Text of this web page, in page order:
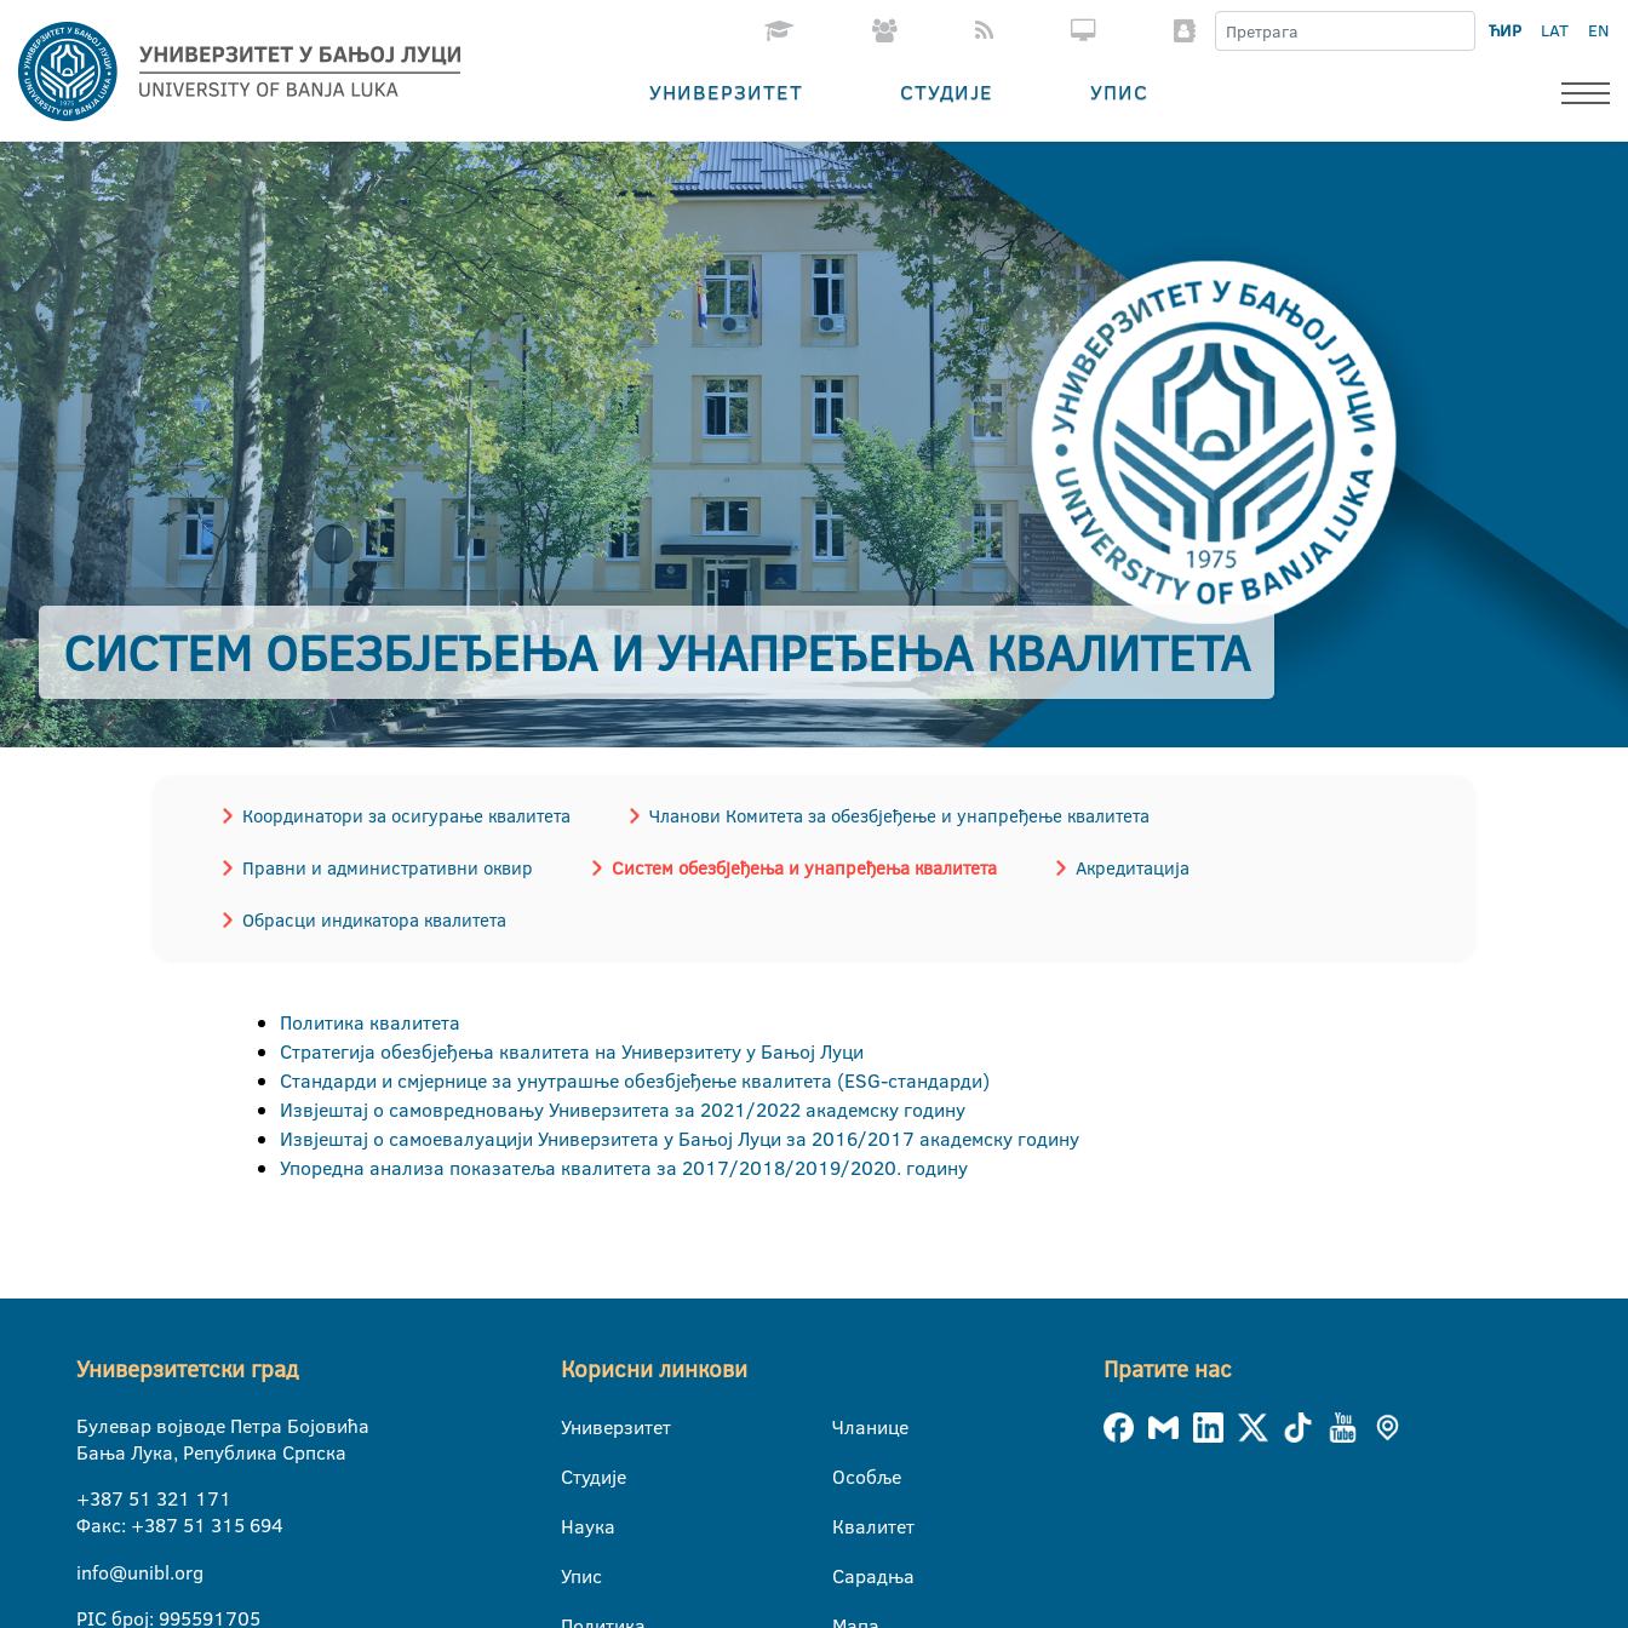
ЋИР LAT EN
УНИВЕРЗИТЕТ СТУДИЈЕ УПИС
СИСТЕМ ОБЕЗБЈЕЂЕЊА И УНАПРЕЂЕЊА КВАЛИТЕТА
Координатори за осигурање квалитета Чланови Комитета за обезбјеђење и унапређење квалитета
Правни и административни оквир Систем обезбјеђења и унапређења квалитета Акредитација
Обрасци индикатора квалитета
Политика квалитета
Стратегија обезбјеђења квалитета на Универзитету у Бањој Луци
Стандарди и смјернице за унутрашње обезбјеђење квалитета (ESG-стандарди)
Извјештај о самовредновању Универзитета за 2021/2022 академску годину
Извјештај о самоевалуацији Универзитета у Бањој Луци за 2016/2017 академску годину
Упоредна анализа показатеља квалитета за 2017/2018/2019/2020. годину
Универзитетски град
Булевар војводе Петра Бојовића
Бања Лука, Република Српска
+387 51 321 171
Факс: +387 51 315 694
info@unibl.org
PIC број: 995591705
Корисни линкови
Универзитет
Студије
Наука
Упис
Чланице
Особље
Квалитет
Сарадња
Пратите нас